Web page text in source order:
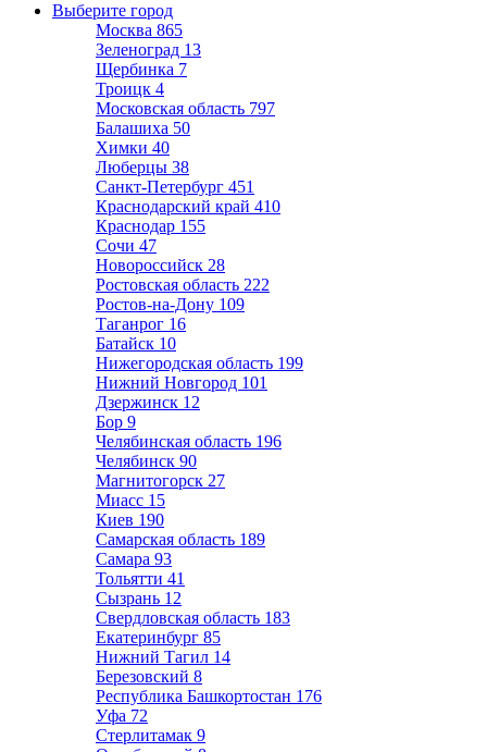
Выберите город
Москва 865
Зеленоград 13
Щербинка 7
Троицк 4
Московская область 797
Балашиха 50
Химки 40
Люберцы 38
Санкт-Петербург 451
Краснодарский край 410
Краснодар 155
Сочи 47
Новороссийск 28
Ростовская область 222
Ростов-на-Дону 109
Таганрог 16
Батайск 10
Нижегородская область 199
Нижний Новгород 101
Дзержинск 12
Бор 9
Челябинская область 196
Челябинск 90
Магнитогорск 27
Миасс 15
Киев 190
Самарская область 189
Самара 93
Тольятти 41
Сызрань 12
Свердловская область 183
Екатеринбург 85
Нижний Тагил 14
Березовский 8
Республика Башкортостан 176
Уфа 72
Стерлитамак 9